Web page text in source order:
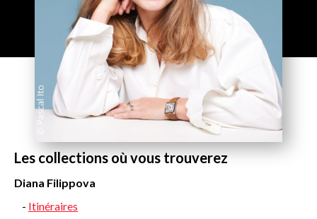
Les collections où vous trouverez
Diana Filippova
Itinéraires